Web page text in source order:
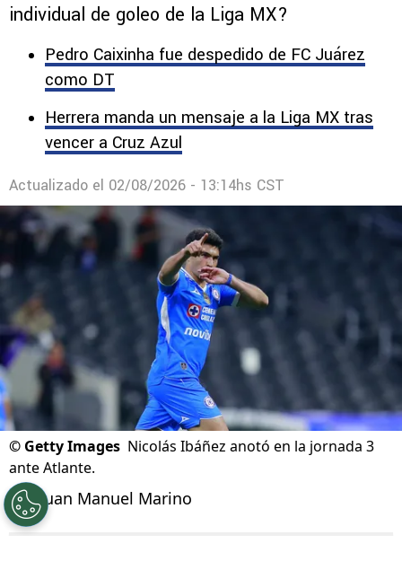
individual de goleo de la Liga MX?
Pedro Caixinha fue despedido de FC Juárez
como DT
Herrera manda un mensaje a la Liga MX tras
vencer a Cruz Azul
Actualizado el 02/08/2026 - 13:14hs CST
© Getty Images Nicolás Ibáñez anotó en la jornada 3
ante Atlante.
Por Juan Manuel Marino